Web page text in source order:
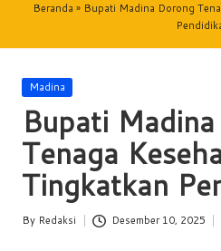
Beranda » Bupati Madina Dorong
Madina
Bupati
Tenaga
Tingkatkan
By Redaksi Desember 10, 2025